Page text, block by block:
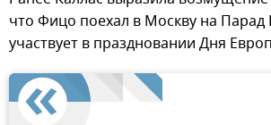
что Фицо поехал в Москву на
участвует в праздновании Дня